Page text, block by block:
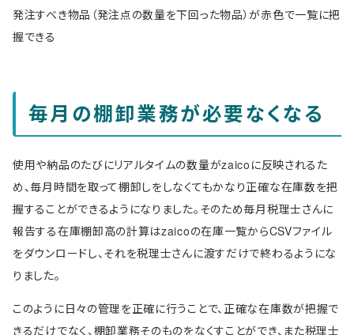
発注すべき物品（発注点の数量を下回った物品）が赤色で一覧に把
握できる
毎月の棚卸業務が必要なくなる
使用や納品のたびにリアルタイムの数量がzaicoに反映されるた
め、毎月時間を取って棚卸しをしなくてもかなり正確な在庫数を把
握することができるようになりました。そのため毎月税理士さんに
報告する在庫棚卸高の計算はzaicoの在庫一覧からCSVファイル
をダウンロードし、それを税理士さんに渡すだけで終わるようにな
りました。
このように日々の管理を正確に行うことで、正確な在庫数が把握で
きるだけでなく、棚卸業務そのものをなくすことができ、また税理士